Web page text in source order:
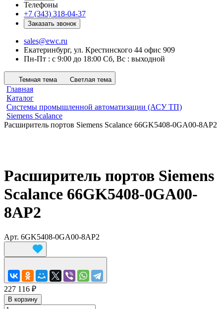
Телефоны
+7 (343) 318-04-37
Заказать звонок
sales@ewc.ru
Екатеринбург, ул. Крестинского 44 офис 909
Пн-Пт : с 9:00 до 18:00 Сб, Вс : выходной
Темная тема Светлая тема
Главная
Каталог
Системы промышленной автоматизации (АСУ ТП)
Siemens Scalance
Расширитель портов Siemens Scalance 66GK5408-0GA00-8AP2
Расширитель портов Siemens
Scalance 66GK5408-0GA00-
8AP2
Арт. 6GK5408-0GA00-8AP2
227 116 ₽
В корзину